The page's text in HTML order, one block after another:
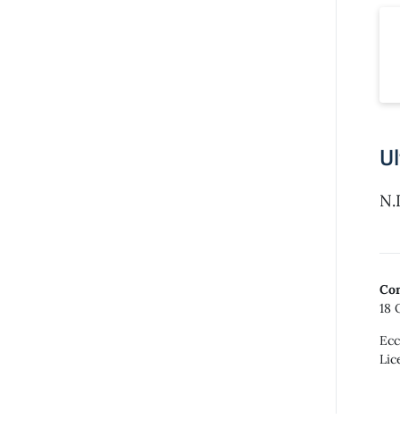
18